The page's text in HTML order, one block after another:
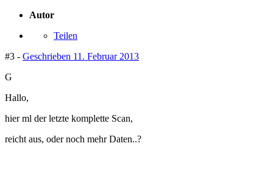
Autor
Teilen
#3 - Geschrieben 11. Februar 2013
G
Hallo,
hier ml der letzte komplette Scan,
reicht aus, oder noch mehr Daten..?